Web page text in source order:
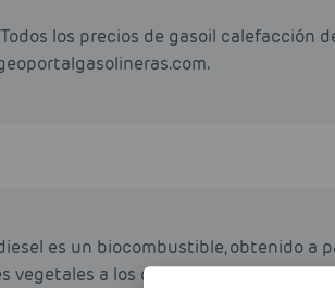
los precios de gasoil calefacción
es un biocombustible, obtenido a
vegetales a los que a través de